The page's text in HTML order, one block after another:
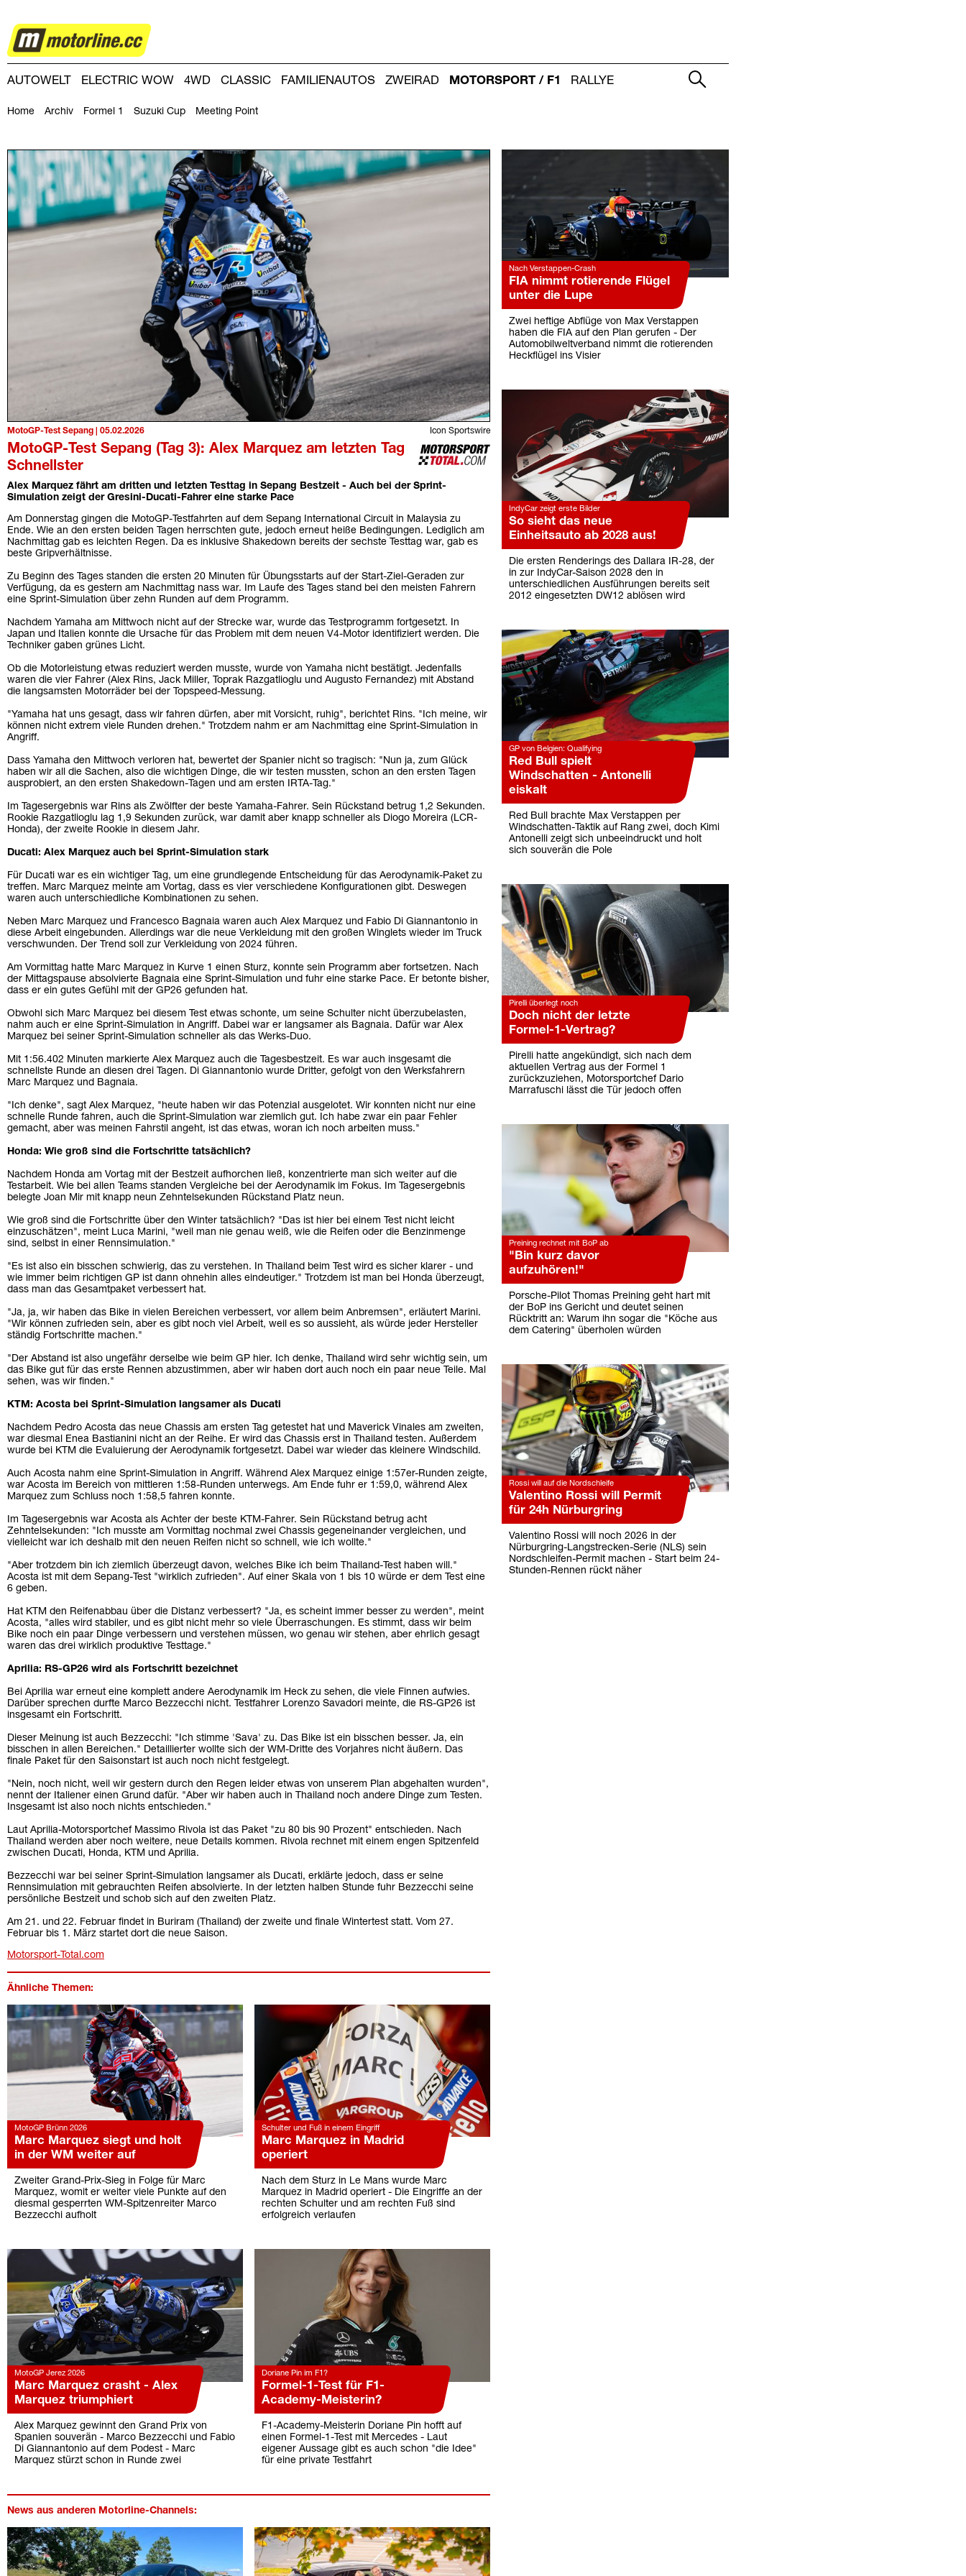
MOTORSPORT
AUTOWELT ELECTRIC WOW 4WD CLASSIC FAMILIENAUTOS ZWEIRAD MOTORSPORT / F1
Home Archiv Formel 1 Suzuki Cup Meeting Point
RALLYE
Icon Sportswire
MotoGP-Test Sepang | 05.02.2026
MotoGP-Test Sepang (Tag 3): Alex Marquez am letzten Tag
Schnellster
Alex Marquez fährt am dritten und letzten Testtag in Sepang Bestzeit - Auch bei der Sprint-
Simulation zeigt der Gresini-Ducati-Fahrer eine starke Pace
Am Donnerstag gingen die MotoGP-Testfahrten auf dem Sepang International Circuit in Malaysia zu
Ende. Wie an den ersten beiden Tagen herrschten gute, jedoch erneut heiße Bedingungen. Lediglich am
Nachmittag gab es leichten Regen. Da es inklusive Shakedown bereits der sechste Testtag war, gab es
beste Gripverhältnisse.
Zu Beginn des Tages standen die ersten 20 Minuten für Übungsstarts auf der Start-Ziel-Geraden zur
Verfügung, da es gestern am Nachmittag nass war. Im Laufe des Tages stand bei den meisten Fahrern
eine Sprint-Simulation über zehn Runden auf dem Programm.
Nachdem Yamaha am Mittwoch nicht auf der Strecke war, wurde das Testprogramm fortgesetzt. In
Japan und Italien konnte die Ursache für das Problem mit dem neuen V4-Motor identifiziert werden. Die
Techniker gaben grünes Licht.
Ob die Motorleistung etwas reduziert werden musste, wurde von Yamaha nicht bestätigt. Jedenfalls
waren die vier Fahrer (Alex Rins, Jack Miller, Toprak Razgatlioglu und Augusto Fernandez) mit Abstand
die langsamsten Motorräder bei der Topspeed-Messung.
"Yamaha hat uns gesagt, dass wir fahren dürfen, aber mit Vorsicht, ruhig", berichtet Rins. "Ich meine, wir
können nicht extrem viele Runden drehen." Trotzdem nahm er am Nachmittag eine Sprint-Simulation in
Angriff.
Dass Yamaha den Mittwoch verloren hat, bewertet der Spanier nicht so tragisch: "Nun ja, zum Glück
haben wir all die Sachen, also die wichtigen Dinge, die wir testen mussten, schon an den ersten Tagen
ausprobiert, an den ersten Shakedown-Tagen und am ersten IRTA-Tag."
Im Tagesergebnis war Rins als Zwölfter der beste Yamaha-Fahrer. Sein Rückstand betrug 1,2 Sekunden.
Rookie Razgatlioglu lag 1,9 Sekunden zurück, war damit aber knapp schneller als Diogo Moreira (LCR-
Honda), der zweite Rookie in diesem Jahr.
Ducati: Alex Marquez auch bei Sprint-Simulation stark
Für Ducati war es ein wichtiger Tag, um eine grundlegende Entscheidung für das Aerodynamik-Paket zu
treffen. Marc Marquez meinte am Vortag, dass es vier verschiedene Konfigurationen gibt. Deswegen
waren auch unterschiedliche Kombinationen zu sehen.
Neben Marc Marquez und Francesco Bagnaia waren auch Alex Marquez und Fabio Di Giannantonio in
diese Arbeit eingebunden. Allerdings war die neue Verkleidung mit den großen Winglets wieder im Truck
verschwunden. Der Trend soll zur Verkleidung von 2024 führen.
Am Vormittag hatte Marc Marquez in Kurve 1 einen Sturz, konnte sein Programm aber fortsetzen. Nach
der Mittagspause absolvierte Bagnaia eine Sprint-Simulation und fuhr eine starke Pace. Er betonte bisher,
dass er ein gutes Gefühl mit der GP26 gefunden hat.
Obwohl sich Marc Marquez bei diesem Test etwas schonte, um seine Schulter nicht überzubelasten,
nahm auch er eine Sprint-Simulation in Angriff. Dabei war er langsamer als Bagnaia. Dafür war Alex
Marquez bei seiner Sprint-Simulation schneller als das Werks-Duo.
Mit 1:56.402 Minuten markierte Alex Marquez auch die Tagesbestzeit. Es war auch insgesamt die
schnellste Runde an diesen drei Tagen. Di Giannantonio wurde Dritter, gefolgt von den Werksfahrern
Marc Marquez und Bagnaia.
"Ich denke", sagt Alex Marquez, "heute haben wir das Potenzial ausgelotet. Wir konnten nicht nur eine
schnelle Runde fahren, auch die Sprint-Simulation war ziemlich gut. Ich habe zwar ein paar Fehler
gemacht, aber was meinen Fahrstil angeht, ist das etwas, woran ich noch arbeiten muss."
Honda: Wie groß sind die Fortschritte tatsächlich?
Nachdem Honda am Vortag mit der Bestzeit aufhorchen ließ, konzentrierte man sich weiter auf die
Testarbeit. Wie bei allen Teams standen Vergleiche bei der Aerodynamik im Fokus. Im Tagesergebnis
belegte Joan Mir mit knapp neun Zehntelsekunden Rückstand Platz neun.
Wie groß sind die Fortschritte über den Winter tatsächlich? "Das ist hier bei einem Test nicht leicht
einzuschätzen", meint Luca Marini, "weil man nie genau weiß, wie die Reifen oder die Benzinmenge
sind, selbst in einer Rennsimulation."
"Es ist also ein bisschen schwierig, das zu verstehen. In Thailand beim Test wird es sicher klarer - und
wie immer beim richtigen GP ist dann ohnehin alles eindeutiger." Trotzdem ist man bei Honda überzeugt,
dass man das Gesamtpaket verbessert hat.
"Ja, ja, wir haben das Bike in vielen Bereichen verbessert, vor allem beim Anbremsen", erläutert Marini.
"Wir können zufrieden sein, aber es gibt noch viel Arbeit, weil es so aussieht, als würde jeder Hersteller
ständig Fortschritte machen."
"Der Abstand ist also ungefähr derselbe wie beim GP hier. Ich denke, Thailand wird sehr wichtig sein, um
das Bike gut für das erste Rennen abzustimmen, aber wir haben dort auch noch ein paar neue Teile. Mal
sehen, was wir finden."
KTM: Acosta bei Sprint-Simulation langsamer als Ducati
Nachdem Pedro Acosta das neue Chassis am ersten Tag getestet hat und Maverick Vinales am zweiten,
war diesmal Enea Bastianini nicht an der Reihe. Er wird das Chassis erst in Thailand testen. Außerdem
wurde bei KTM die Evaluierung der Aerodynamik fortgesetzt. Dabei war wieder das kleinere Windschild.
Auch Acosta nahm eine Sprint-Simulation in Angriff. Während Alex Marquez einige 1:57er-Runden zeigte,
war Acosta im Bereich von mittleren 1:58-Runden unterwegs. Am Ende fuhr er 1:59,0, während Alex
Marquez zum Schluss noch 1:58,5 fahren konnte.
Im Tagesergebnis war Acosta als Achter der beste KTM-Fahrer. Sein Rückstand betrug acht
Zehntelsekunden: "Ich musste am Vormittag nochmal zwei Chassis gegeneinander vergleichen, und
vielleicht war ich deshalb mit den neuen Reifen nicht so schnell, wie ich wollte."
"Aber trotzdem bin ich ziemlich überzeugt davon, welches Bike ich beim Thailand-Test haben will."
Acosta ist mit dem Sepang-Test "wirklich zufrieden". Auf einer Skala von 1 bis 10 würde er dem Test eine
6 geben.
Hat KTM den Reifenabbau über die Distanz verbessert? "Ja, es scheint immer besser zu werden", meint
Acosta, "alles wird stabiler, und es gibt nicht mehr so viele Überraschungen. Es stimmt, dass wir beim
Bike noch ein paar Dinge verbessern und verstehen müssen, wo genau wir stehen, aber ehrlich gesagt
waren das drei wirklich produktive Testtage."
Aprilia: RS-GP26 wird als Fortschritt bezeichnet
Bei Aprilia war erneut eine komplett andere Aerodynamik im Heck zu sehen, die viele Finnen aufwies.
Darüber sprechen durfte Marco Bezzecchi nicht. Testfahrer Lorenzo Savadori meinte, die RS-GP26 ist
insgesamt ein Fortschritt.
Dieser Meinung ist auch Bezzecchi: "Ich stimme 'Sava' zu. Das Bike ist ein bisschen besser. Ja, ein
bisschen in allen Bereichen." Detaillierter wollte sich der WM-Dritte des Vorjahres nicht äußern. Das
finale Paket für den Saisonstart ist auch noch nicht festgelegt.
"Nein, noch nicht, weil wir gestern durch den Regen leider etwas von unserem Plan abgehalten wurden",
nennt der Italiener einen Grund dafür. "Aber wir haben auch in Thailand noch andere Dinge zum Testen.
Insgesamt ist also noch nichts entschieden."
Laut Aprilia-Motorsportchef Massimo Rivola ist das Paket "zu 80 bis 90 Prozent" entschieden. Nach
Thailand werden aber noch weitere, neue Details kommen. Rivola rechnet mit einem engen Spitzenfeld
zwischen Ducati, Honda, KTM und Aprilia.
Bezzecchi war bei seiner Sprint-Simulation langsamer als Ducati, erklärte jedoch, dass er seine
Rennsimulation mit gebrauchten Reifen absolvierte. In der letzten halben Stunde fuhr Bezzecchi seine
persönliche Bestzeit und schob sich auf den zweiten Platz.
Am 21. und 22. Februar findet in Buriram (Thailand) der zweite und finale Wintertest statt. Vom 27.
Februar bis 1. März startet dort die neue Saison.
Motorsport-Total.com
Ähnliche Themen:
MotoGP Brünn 2026
Marc Marquez siegt und holt
in der WM weiter auf
Zweiter Grand-Prix-Sieg in Folge für Marc
Marquez, womit er weiter viele Punkte auf den
diesmal gesperrten WM-Spitzenreiter Marco
Bezzecchi aufholt
Schulter und Fuß in einem Eingriff
Marc Marquez in Madrid
operiert
Nach dem Sturz in Le Mans wurde Marc
Marquez in Madrid operiert - Die Eingriffe an der
rechten Schulter und am rechten Fuß sind
erfolgreich verlaufen
MotoGP Jerez 2026
Marc Marquez crasht - Alex
Marquez triumphiert
Alex Marquez gewinnt den Grand Prix von
Spanien souverän - Marco Bezzecchi und Fabio
Di Giannantonio auf dem Podest - Marc
Marquez stürzt schon in Runde zwei
Doriane Pin im F1?
Formel-1-Test für F1-
Academy-Meisterin?
F1-Academy-Meisterin Doriane Pin hofft auf
einen Formel-1-Test mit Mercedes - Laut
eigener Aussage gibt es auch schon "die Idee"
für eine private Testfahrt
News aus anderen Motorline-Channels:
Nach Verstappen-Crash
FIA nimmt rotierende Flügel
unter die Lupe
Zwei heftige Abflüge von Max Verstappen
haben die FIA auf den Plan gerufen - Der
Automobilweltverband nimmt die rotierenden
Heckflügel ins Visier
IndyCar zeigt erste Bilder
So sieht das neue
Einheitsauto ab 2028 aus!
Die ersten Renderings des Dallara IR-28, der
in zur IndyCar-Saison 2028 den in
unterschiedlichen Ausführungen bereits seit
2012 eingesetzten DW12 ablösen wird
GP von Belgien: Qualifying
Red Bull spielt
Windschatten - Antonelli
eiskalt
Red Bull brachte Max Verstappen per
Windschatten-Taktik auf Rang zwei, doch Kimi
Antonelli zeigt sich unbeeindruckt und holt
sich souverän die Pole
Pirelli überlegt noch
Doch nicht der letzte
Formel-1-Vertrag?
Pirelli hatte angekündigt, sich nach dem
aktuellen Vertrag aus der Formel 1
zurückzuziehen, Motorsportchef Dario
Marrafuschi lässt die Tür jedoch offen
Preining rechnet mit BoP ab
"Bin kurz davor
aufzuhören!"
Porsche-Pilot Thomas Preining geht hart mit
der BoP ins Gericht und deutet seinen
Rücktritt an: Warum ihn sogar die "Köche aus
dem Catering" überholen würden
Rossi will auf die Nordschleife
Valentino Rossi will Permit
für 24h Nürburgring
Valentino Rossi will noch 2026 in der
Nürburgring-Langstrecken-Serie (NLS) sein
Nordschleifen-Permit machen - Start beim 24-
Stunden-Rennen rückt näher